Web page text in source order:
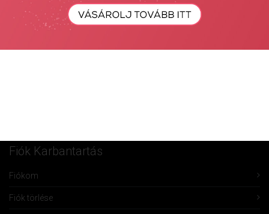
Keresés...
Keresés
Fiók Karbantartás
Fiókom
Fiók törlése